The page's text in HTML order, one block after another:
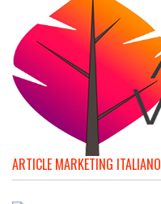
ARTICLE MARKETING ITALIANO